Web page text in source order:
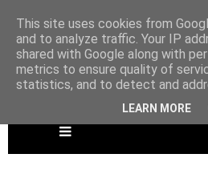
This site uses cookies from
and to analyze traffic. Your IP
shared with Google along with
metrics to ensure quality of
statistics, and to detect and
LEARN MORE